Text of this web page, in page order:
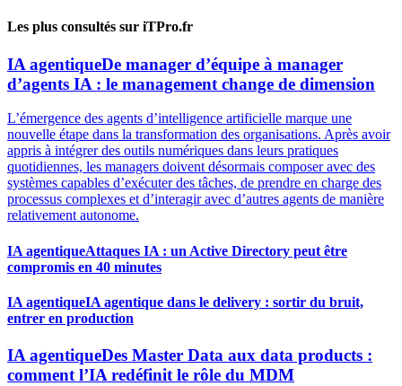
Les plus consultés sur iTPro.fr
IA agentiqueDe manager d’équipe à manager
d’agents IA : le management change de dimension
L’émergence des agents d’intelligence artificielle marque une
nouvelle étape dans la transformation des organisations. Après avoir
appris à intégrer des outils numériques dans leurs pratiques
quotidiennes, les managers doivent désormais composer avec des
systèmes capables d’exécuter des tâches, de prendre en charge des
processus complexes et d’interagir avec d’autres agents de manière
relativement autonome.
IA agentiqueAttaques IA : un Active Directory peut être
compromis en 40 minutes
IA agentiqueIA agentique dans le delivery : sortir du bruit,
entrer en production
IA agentiqueDes Master Data aux data products :
comment l’IA redéfinit le rôle du MDM